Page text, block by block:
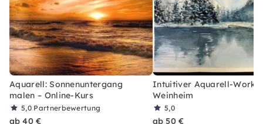
Aquarell: Sonnenuntergang
malen – Online-Kurs
5,0 Partnerbewertung
ab 40 €
Intuitiver Aquarell-
Weinheim
5,0
ab 50 €